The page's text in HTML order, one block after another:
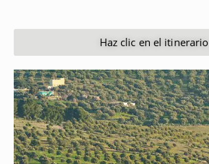
Haz clic en el itinerario